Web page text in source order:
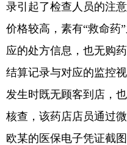
录引起了检查人员的注
价格较高，素有“救命药
应的处方信息，也无购
结算记录与对应的监控
发生时既无顾客到店，
核查，该药店店员通过
欧某的医保电子凭证截